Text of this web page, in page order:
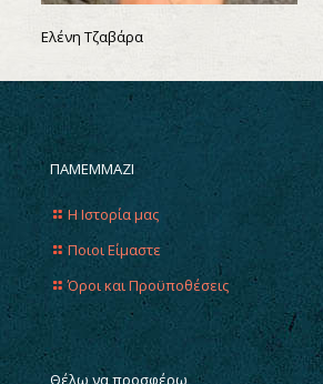
Ελένη Τζαβάρα
ΠΑΜΕΜΜΑΖΙ
Η Ιστορία μας
Ποιοι Είμαστε
Όροι και Προϋποθέσεις
Θέλω να προσφέρω